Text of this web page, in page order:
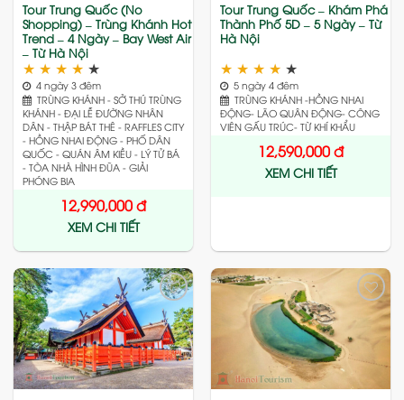
Tour Trung Quốc (No
Shopping) – Trùng Khánh Hot
Trend – 4 Ngày – Bay West Air
– Từ Hà Nội
★ ★ ★ ★ ★
4 ngày 3 đêm
TRÙNG KHÁNH - SỞ THÚ TRÙNG
KHÁNH - ĐẠI LỄ ĐƯỜNG NHÂN
DÂN - THẬP BÁT THÊ - RAFFLES CITY
- HỒNG NHAI ĐỘNG - PHỐ DÂN
QUỐC - QUÁN ÂM KIỀU - LÝ TỬ BÁ
- TÒA NHÀ HÌNH ĐŨA - GIẢI
PHÓNG BIA
12,990,000đ
XEM CHI TIẾT
Tour Trung Quốc – Khám Phá
Thành Phố 5D – 5 Ngày – Từ
Hà Nội
★ ★ ★ ★ ★
5 ngày 4 đêm
TRÙNG KHÁNH -HỒNG NHAI
ĐỘNG- LÃO QUÂN ĐỘNG- CÔNG
VIÊN GẤU TRÚC- TỪ KHÍ KHẨU
12,590,000đ
XEM CHI TIẾT
Add
to
wishlist
Add
wishlist